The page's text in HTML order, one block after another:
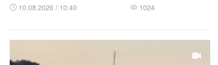
10.08.2026 / 10:40 1024